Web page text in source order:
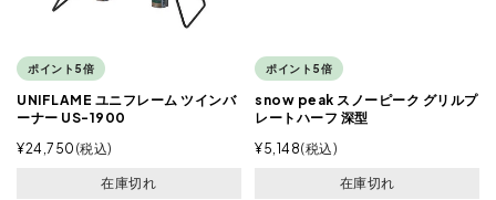
ポイント5倍
UNIFLAME ユニフレーム ツインバ
ーナー US-1900
¥24,750 税込
在庫切れ
ポイント5倍
snow peak スノーピーク グリルプ
レートハーフ 深型
¥5,148 税込
在庫切れ